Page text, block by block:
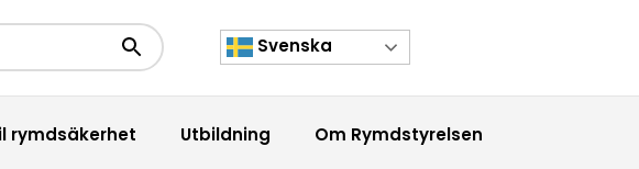
Sökknapp Svenska
rymdsäkerhet Utbildning Om Rymdstyrelsen